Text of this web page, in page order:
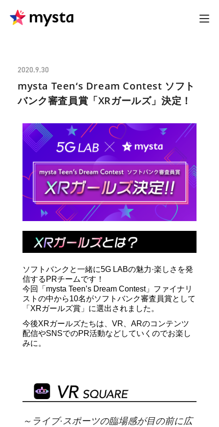
2020.9.30
mysta Teen‘s Dream Contest ソフト
バンク審査員賞「XRガールズ」決定！
ソフトバンクと一緒に5G LABの魅力·楽しさを発
信する PRチームです！
今回「 mysta Teen’s Dream Contest」ファイナリ
ストの中から10名がソフトバンク審査員賞として
「 XRガールズ賞」に選出されました。
今後XRガールズたちは、 VR、ARのコンテンツ
配信やSNSでのPR活動などしていくのでお楽し
みに。
～ライブ·スポーツの臨場感が目の前に広